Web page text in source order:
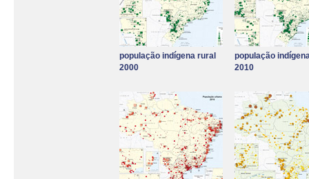
população indígena rural
2000
população
2010